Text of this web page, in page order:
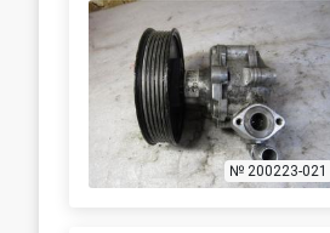
№ 200223-021